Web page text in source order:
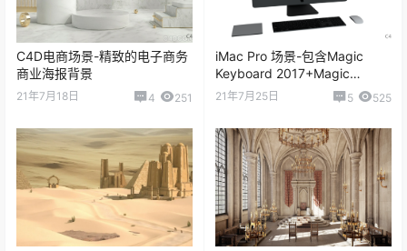
C4D电商场景-精致的电子商务
商业海报背景
21年7月18日 4 251
iMac Pro 场景-包含Magic
Keyboard 2017+Magic
Trackpad 2017+imac pro+鼠
21年7月25日 5 525